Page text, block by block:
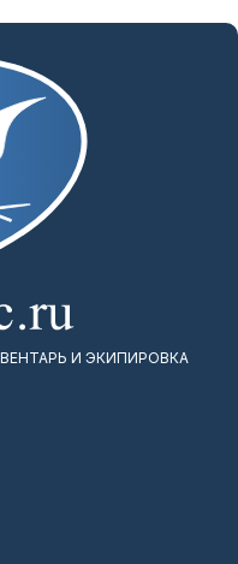
И ЭКИПИРОВКА